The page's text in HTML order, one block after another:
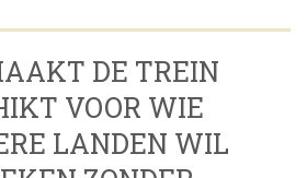
DE TREIN
VOOR WIE
LANDEN WIL